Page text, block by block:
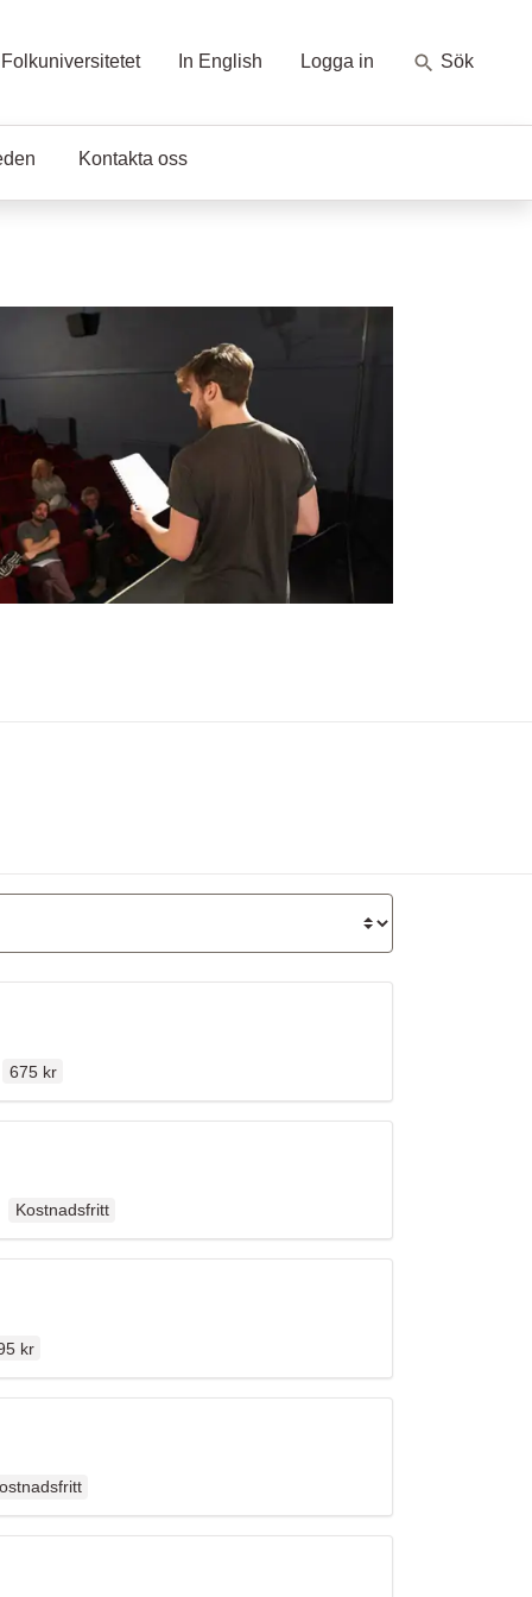
In English Logga in Sök
Kontakta oss
675 kr
Kostnadsfritt
kr